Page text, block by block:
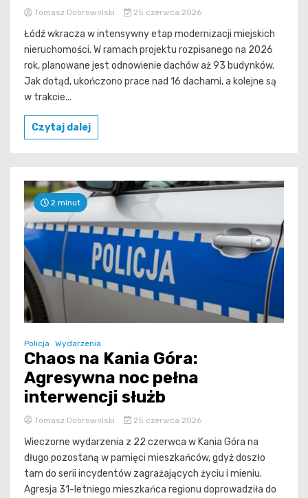
Tomasz Dobrowolski 25 czerwca 2026
Łódź wkracza w intensywny etap modernizacji miejskich
nieruchomości. W ramach projektu rozpisanego na 2026
rok, planowane jest odnowienie dachów aż 93 budynków.
Jak dotąd, ukończono prace nad 16 dachami, a kolejne są
w trakcie...
Czytaj dalej
2 minut
Policja Wydarzenia
Chaos na Kania Góra:
Agresywna noc pełna
interwencji służb
Tomasz Dobrowolski 25 czerwca 2026
Wieczorne wydarzenia z 22 czerwca w Kania Góra na
długo pozostaną w pamięci mieszkańców, gdyż doszło
tam do serii incydentów zagrażających życiu i mieniu.
Agresja 31-letniego mieszkańca regionu doprowadziła do